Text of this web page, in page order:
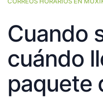
Cuando
cuándo
paquete